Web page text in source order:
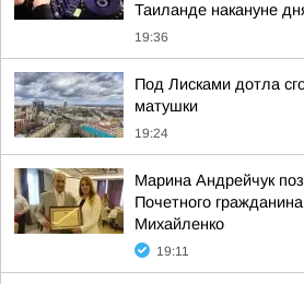
Таиланде накануне
19:36
Под Лисками дотла
матушки
19:24
Марина Андрейчук
Почетного
Михайленко
19:11